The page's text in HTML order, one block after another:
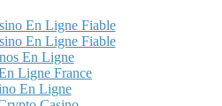
En Ligne Fiable
En Ligne Fiable
En Ligne
Ligne France
En Ligne